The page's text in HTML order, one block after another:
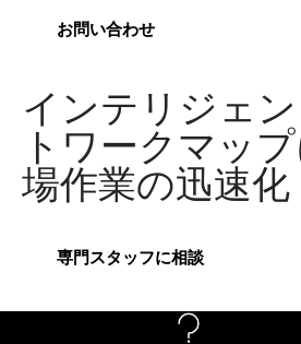
お問い合わせ
インテリジェ
トワークマッ
場作業の迅速化
専門スタッフに相談